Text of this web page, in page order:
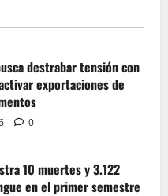
destrabar tensión con
exportaciones de
0
10 muertes y 3.122
en el primer semestre